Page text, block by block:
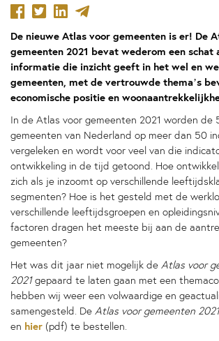
De nieuwe Atlas voor gemeenten is er! De
gemeenten 2021 bevat wederom een schat
informatie die inzicht geeft in het wel en
gemeenten, met de vertrouwde thema’s
economische positie en
In de Atlas voor gemeenten 2021 worden de
gemeenten van Nederland op meer dan 50
vergeleken en wordt voor veel van die
ontwikkeling in de tijd getoond. Hoe
zich als je inzoomt op verschillende
segmenten? Hoe is het gesteld met de
verschillende leeftijdsgroepen en
factoren dragen het meeste bij aan de
gemeenten?
Het was dit jaar niet mogelijk de Atlas voor
2021gepaard te laten gaan met een
hebben wij weer een volwaardige en
samengesteld. De Atlas voor gemeenten 2021
en hier (pdf) te bestellen.